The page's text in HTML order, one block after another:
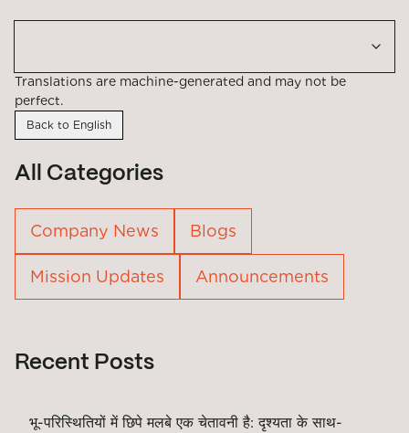
Translations are machine-generated and may not be
perfect.
Back to English
All Categories
Company News Blogs
Mission Updates Announcements
Recent Posts
भू-परिस्थितियों में छिपे मलबे एक चेतावनी है: दृश्यता के साथ-